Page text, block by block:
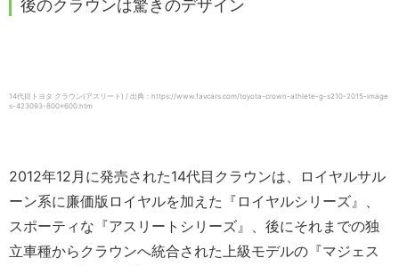
後のクラウンは驚きのデザイン
14代目トヨタ クラウン(アスリート) / 出典：https://www.favcars.com/toyota-crown-athlete-g-s210-2015-image
s-423093-800×600.htm
2012年12月に発売された14代目クラウンは、ロイヤルサル
ーン系に廉価版ロイヤルを加えた『ロイヤルシリーズ』、
スポーティな『アスリートシリーズ』、後にそれまでの独
立車種からクラウンへ統合された上級モデルの『マジェス